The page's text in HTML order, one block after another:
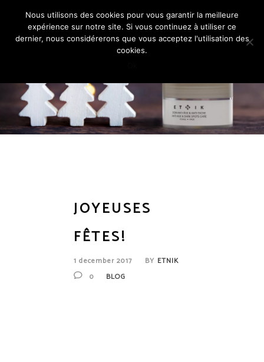
JOYEUSES
FÊTES!
1 december 2017 BY ETNIK
0
BLOG
Nous utilisons des cookies pour vous garantir la meilleure
expérience sur notre site. Si vous continuez à utiliser ce
dernier, nous considérerons que vous acceptez l'utilisation des
cookies.